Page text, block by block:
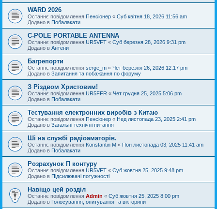
WARD 2026
Останнє повідомлення Пенсіонер « Суб квітня 18, 2026 11:56 am
Додано в Побалакати
C-POLE PORTABLE ANTENNA
Останнє повідомлення UR5VFT « Суб березня 28, 2026 9:31 pm
Додано в Антени
Багрепорти
Останнє повідомлення serge_m « Чет березня 26, 2026 12:17 pm
Додано в Запитання та побажання по форуму
З Різдвом Христовим!
Останнє повідомлення UR5FFR « Чет грудня 25, 2025 5:06 pm
Додано в Побалакати
Тестування електронних виробів з Китаю
Останнє повідомлення Пенсіонер « Нед листопада 23, 2025 2:41 pm
Додано в Загальні технічні питання
Ші на службі радіоаматорів.
Останнє повідомлення Konstantin M « Пон листопада 03, 2025 11:41 am
Додано в Побалакати
Розрахунок П контуру
Останнє повідомлення UR5VFT « Суб жовтня 25, 2025 9:48 pm
Додано в Підсилювачі потужності
Навіщо цей розділ
Останнє повідомлення Admin « Суб жовтня 25, 2025 8:00 pm
Додано в Голосування, опитування та вікторини